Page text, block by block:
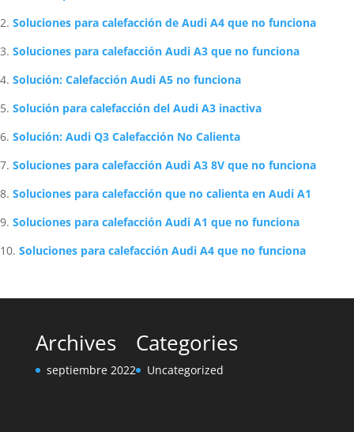
Soluciones para calefacción de Audi A4 que no funciona
Soluciones para calefacción Audi A3 que no funciona
Solución: Calefacción Audi A5 no funciona
Solución para calefacción del Audi A3 inactiva
Solución: Audi Q3 Calefacción No Calienta
Soluciones para calefacción Audi A3 8V que no funciona
Soluciones para calefacción que no calienta en Audi A1
Soluciones para calefacción Audi A1 que no funciona
Soluciones para calefacción Audi A4 que no funciona
Archives
septiembre 2022
Categories
Uncategorized